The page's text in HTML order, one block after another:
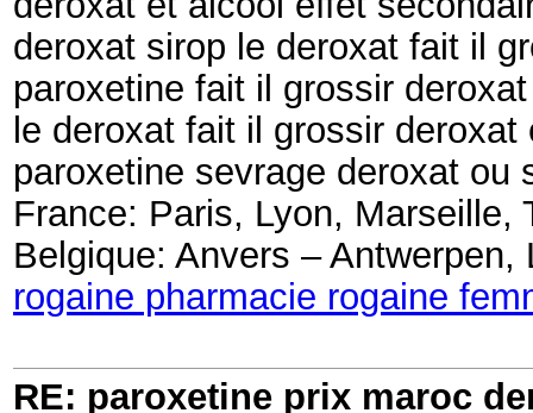
deroxat sirop le deroxat fait il
paroxetine fait il grossir
le deroxat fait il grossir
paroxetine sevrage deroxat ou
France: Paris, Lyon, Marseille,
Belgique: Anvers –
rogaine pharmacie rogaine
RE: paroxetine prix maroc